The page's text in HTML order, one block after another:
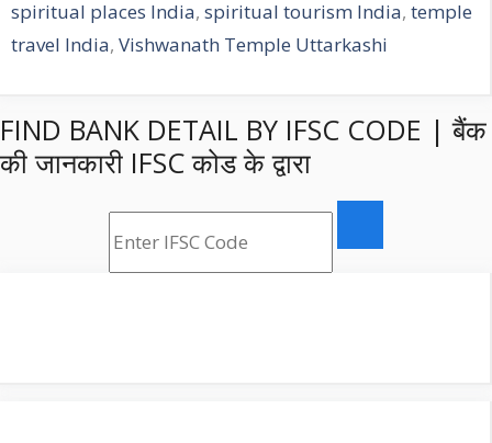
spiritual places India, spiritual tourism India, temple
travel India, Vishwanath Temple Uttarkashi
FIND BANK DETAIL BY IFSC CODE | बैंक
की जानकारी IFSC कोड के द्वारा